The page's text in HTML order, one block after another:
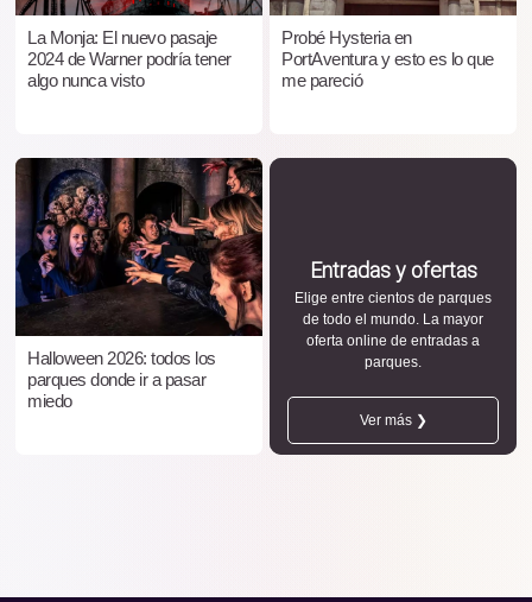
La Monja: El nuevo pasaje
2024 de Warner podría tener
algo nunca visto
Probé Hysteria en
PortAventura y esto es lo que
me pareció
Halloween 2026: todos los
parques donde ir a pasar
miedo
Entradas y ofertas
Elige entre cientos de parques
de todo el mundo. La mayor
oferta online de entradas a
parques.
Ver más ❯